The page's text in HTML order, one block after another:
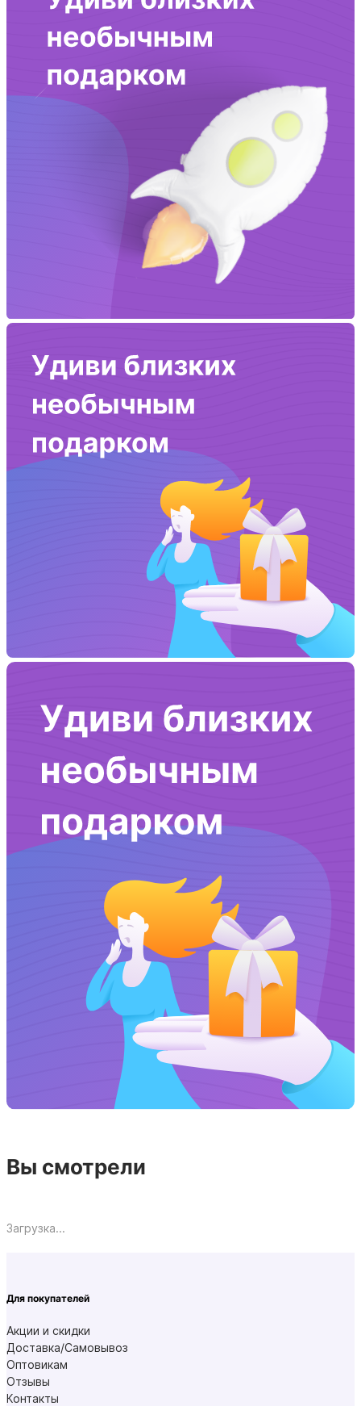
Вы смотрели
Загрузка...
Для покупателей
Акции и скидки
Доставка/Самовывоз
Оптовикам
Отзывы
Контакты